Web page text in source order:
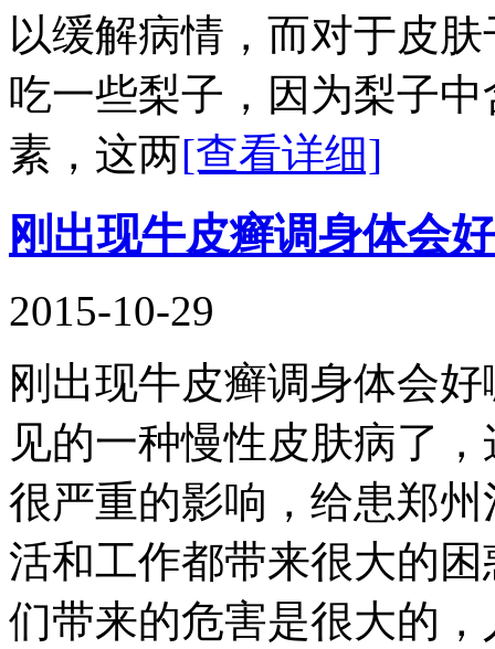
以缓解病情，而对于皮
吃一些梨子，因为梨子
素，这两[查看详细]
刚出现牛皮癣调身体会
2015-10-29
刚出现牛皮癣调身体会
见的一种慢性皮肤病了
很严重的影响，给患郑
活和工作都带来很大的
们带来的危害是很大的